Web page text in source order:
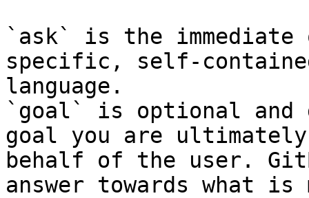
`ask` is the
specific, self-
language.
`goal` is optional and
goal you are
behalf of the user.
answer towards what